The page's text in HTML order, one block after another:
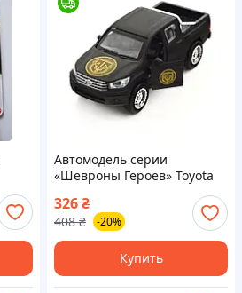
Автомодель серии
«Шевроны Героев» Toyota
TechnoDrive KM6118 buzyna
326₴
408 ₴ -20%
Купить